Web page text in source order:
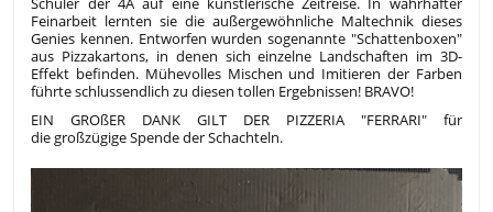
Feinarbeit lernten sie die außergewöhnliche Maltechnik dieses
Genies kennen. Entworfen wurden sogenannte "Schattenboxen"
aus Pizzakartons, in denen sich einzelne Landschaften im 3D-
Effekt befinden. Mühevolles Mischen und Imitieren der Farben
führte schlussendlich zu diesen tollen Ergebnissen! BRAVO!
EIN GROßER DANK GILT DER PIZZERIA "FERRARI" für
die großzügige Spende der Schachteln.